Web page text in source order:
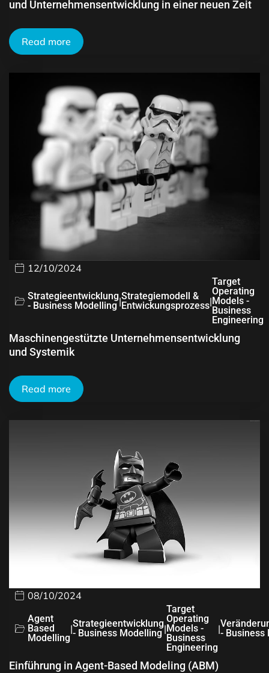
und Unternehmensentwicklung in einer neuen Zeit
Read more
12/10/2024
Strategieentwicklung
- Business Modelling |Strategiemodell &
Entwickungsprozess|
Target
Operating
Models -
Business
Engineering
Maschinengestützte Unternehmensentwicklung
und Systemik
Read more
08/10/2024
Agent
Based
Modelling
|Strategieentwicklung
- Business Modelling |
Target
Operating
Models -
Business
Engineering
|- Business
Einführung in Agent-Based Modeling (ABM)